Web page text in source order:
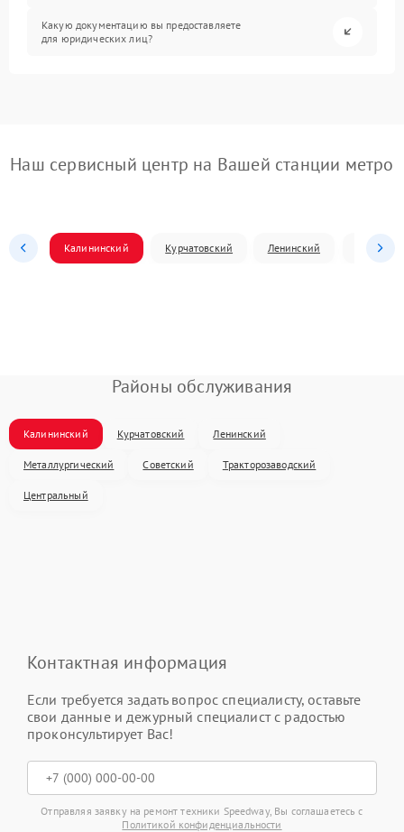
Какую документацию вы предоставляете
для юридических лиц?
Наш сервисный центр на Вашей станции метро
Калининский Курчатовский Ленинский
Районы обслуживания
Калининский Курчатовский Ленинский
Металлургический Советский Тракторозаводский
Центральный
Контактная информация
Если требуется задать вопрос специалисту, оставьте
свои данные и дежурный специалист с радостью
проконсультирует Вас!
Отправляя заявку на ремонт техники Speedway, Вы соглашаетесь с
Политикой конфиденциальности